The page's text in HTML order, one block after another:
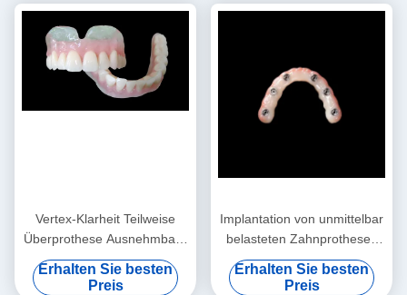
Vertex-Klarheit Teilweise
Überprothese Ausnehmbare
Teilweise Prothese
Erhalten Sie besten
Preis
Implantation von unmittelbar
belasteten Zahnprothesen
Lichtrosa abnehmbare
künstliche Zähne
Erhalten Sie besten
Preis